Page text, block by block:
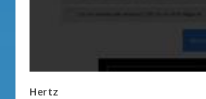
Hertz